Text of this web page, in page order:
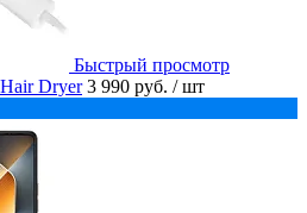
Быстрый просмотр
Dryer 3 990 руб. / шт